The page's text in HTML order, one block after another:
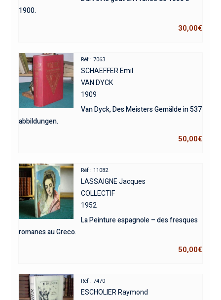
1900.
30,00€
Réf : 7063
SCHAEFFER Emil
VAN DYCK
1909
Van Dyck, Des Meisters Gemälde in 537
abbildungen.
50,00€
Réf : 11082
LASSAIGNE Jacques
COLLECTIF
1952
La Peinture espagnole – des fresques
romanes au Greco.
50,00€
Réf : 7470
ESCHOLIER Raymond